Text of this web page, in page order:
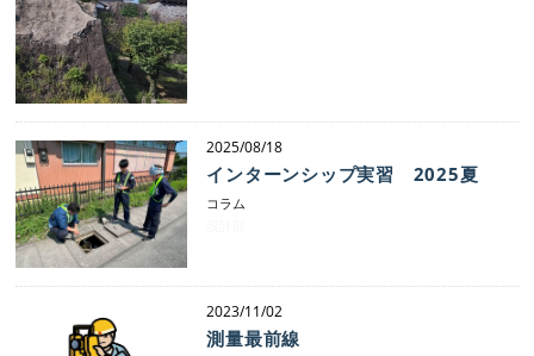
2025/08/18
インターンシップ実習 2025夏
コラム
2023/11/02
測量最前線